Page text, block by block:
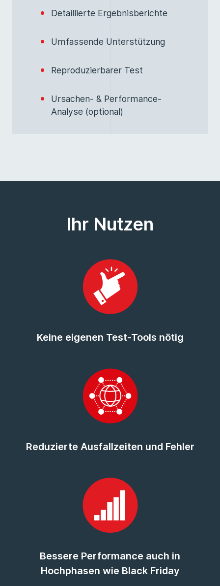
Detaillierte Ergebnisberichte
Umfassende Unterstützung
Reproduzierbarer Test
Ursachen- & Performance-
Analyse (optional)
Ihr Nutzen
Keine eigenen Test-Tools nötig
Reduzierte Ausfallzeiten und Fehler
Bessere Performance auch in
Hochphasen wie Black Friday